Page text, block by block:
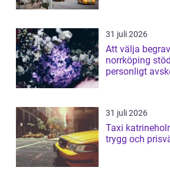
31 juli 2026
Att välja
norrköping stöd, trygghet och
personligt
31 juli 2026
Taxi katrineholm så hittar du
trygg och